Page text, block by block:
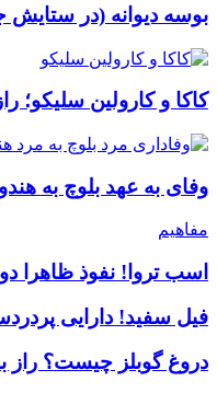
بوسه دیوانه (در ستایش
کاکا و کارولین سلیکو؛
وفای به عهد بلوچ به هندو
مفاهیم
اسب تروا! نفوذ ظاهرا
فیل سفید! دارایی
دروغ گوبلز چیست؟ راز